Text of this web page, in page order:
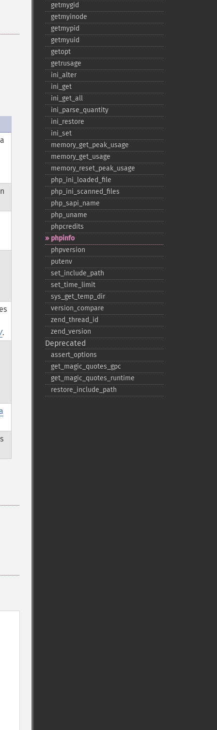
.
getmygid
getmyinode
getmypid
getmyuid
getopt
getrusage
ini_​alter
ini_​get
ini_​get_​all
ini_​parse_​quantity
ini_​restore
ini_​set
memory_​get_​peak_​usage
memory_​get_​usage
memory_​reset_​peak_​usage
php_​ini_​loaded_​file
php_​ini_​scanned_​files
php_​sapi_​name
php_​uname
phpcredits
phpinfo
phpversion
putenv
set_​include_​path
set_​time_​limit
sys_​get_​temp_​dir
version_​compare
zend_​thread_​id
zend_​version
Deprecated
assert_​options
get_​magic_​quotes_​gpc
get_​magic_​quotes_​runtime
restore_​include_​path